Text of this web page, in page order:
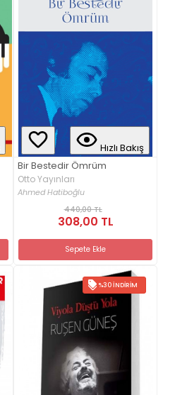
Hızlı Bakış
Bir Bestedir Ömrüm
Otto Yayınları
Ahmed Hatiboğlu
440,00 TL
308,00 TL
Sepete Ekle
%30 İNDIRIM